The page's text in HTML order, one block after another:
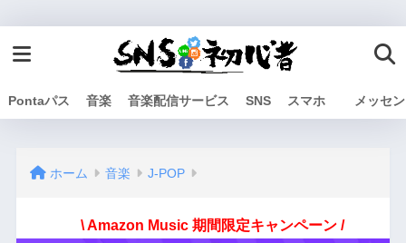
Pontaパス 音楽 音楽配信サービス SNS スマホ メッセ
ホーム 音楽 J-POP
\ Amazon Music 期間限定キャンペーン /